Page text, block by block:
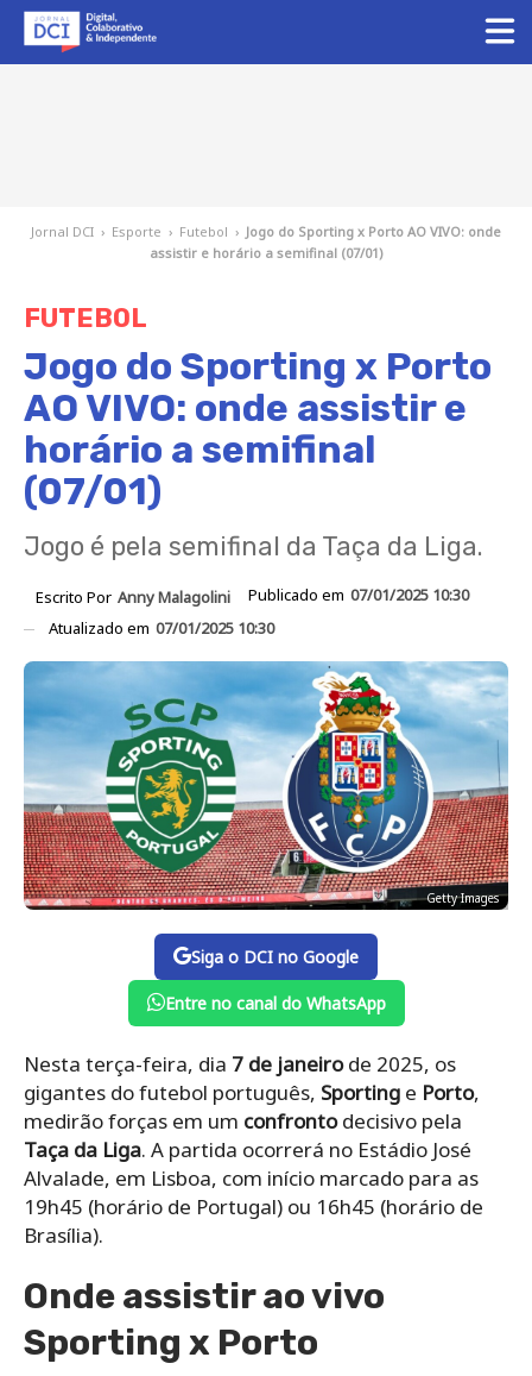
Jornal DCI › Esporte › Futebol › Jogo do Sporting x Porto AO VIVO: onde
assistir e horário a semifinal (07/01)
FUTEBOL
Jogo do Sporting x Porto
AO VIVO: onde assistir e
horário a semifinal
(07/01)
Jogo é pela semifinal da Taça da Liga.
Escrito Por Anny Malagolini Publicado em 07/01/2025 10:30
Atualizado em 07/01/2025 10:30
Getty Images
Siga o DCI no Google
Entre no canal do WhatsApp
Nesta terça-feira, dia 7 de janeirode 2025, os
gigantes do futebol português, Sporting e Porto,
medirão forças em um confrontodecisivo pela
Taça da Liga. A partida ocorrerá no Estádio José
Alvalade, em Lisboa, com início marcado para as
19h45 (horário de Portugal) ou 16h45 (horário de
Brasília).
Onde assistir ao vivo
Sporting x Porto